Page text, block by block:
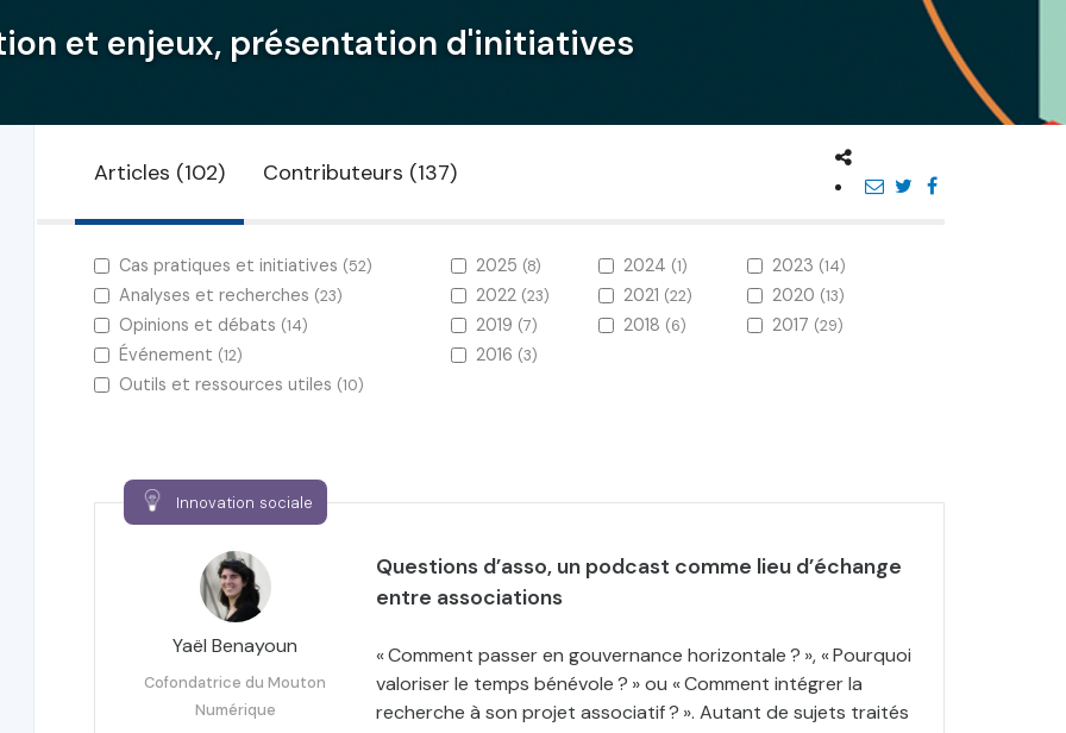
et enjeux, présentation d'initiatives
Articles (102) Contributeurs (137)
Cas pratiques et initiatives (52)
Analyses et recherches (23)
Opinions et débats (14)
Événement (12)
Outils et ressources utiles (10)
2025 (8) 2024 (1) 2023 (14)
2022 (23) 2021 (22) 2020 (13)
2019 (7) 2018 (6) 2017 (29)
2016 (3)
Innovation sociale
Yaël Benayoun
Cofondatrice du Mouton
Numérique
Questions d’asso, un podcast comme lieu d’échange
entre associations
« Comment passer en gouvernance horizontale ? », « Pourquoi
valoriser le temps bénévole ? » ou « Comment intégrer la
recherche à son projet associatif ? ». Autant de sujets traités